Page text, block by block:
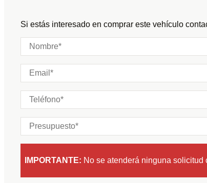
Plazas:Si estás interesado en comprar este vehículo
IMPORTANTE: No se atenderá ninguna